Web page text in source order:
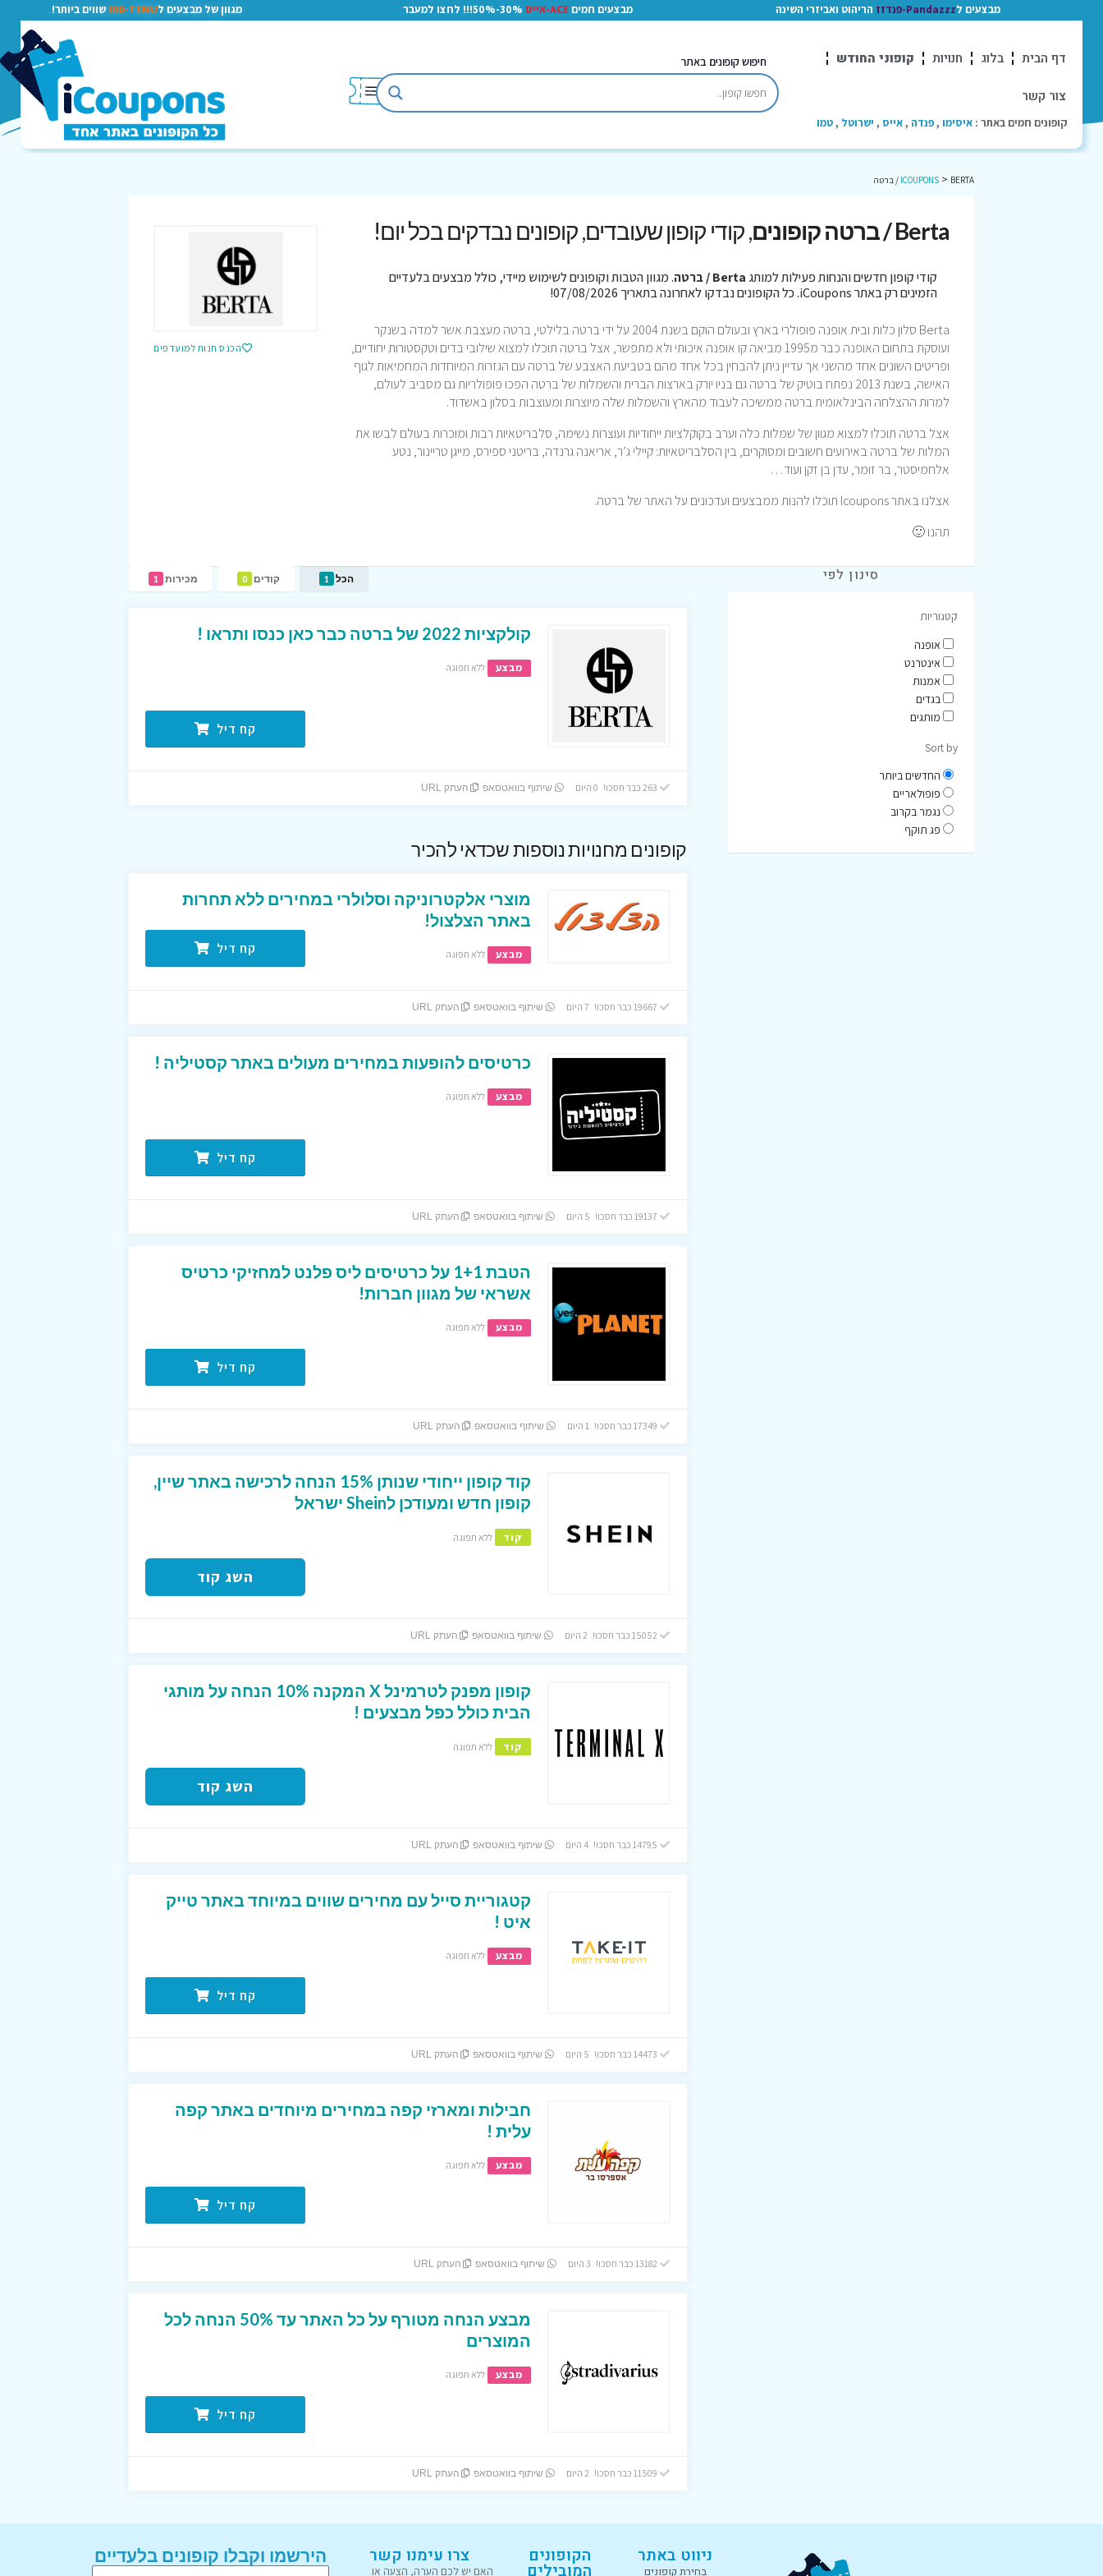
מבצעים לPandazzz-פנדזז הריהוט ואביזרי השינה מבצעים חמיםACE-אייס 30%-50%!!! לחצו למעבר מגוון של מבצעים לTEMU-טמו שווים ביותר!
דף הבית בלוג חנויות קופוני החודש
צור קשר
קופונים חמים באתר : איסימו ,פנדה ,אייס , ישרוטל ,טמו
חיפוש קופונים באתר
ICOUPONS > BERTA / ברטה
הכנס חנות למועדפים
Berta / ברטה קופונים , קודי קופון שעובדים, קופונים נבדקים בכל יום!
קודי קופון חדשים והנחות פעילות למותגBerta / ברטה
. מגוון הטבות וקופונים לשימוש מיידי, כולל מבצעים בלעדיים
הזמינים רק באתר iCoupons. כל הקופונים נבדקו לאחרונה בתאריך 07/08/2026!
Berta סלון כלות ובית אופנה פופולרי בארץ ובעולם הוקם בשנת 2004 על ידי ברטה בלילטי, ברטה מעצבת אשר למדה בשנקר
ועוסקת בתחום האופנה כבר מ1995 מביאה קו אופנה איכותי ולא מתפשר, אצל ברטה תוכלו למצוא שילובי בדים וטקסטורות יחודיים,
ופריטים השונים אחד מהשני אך עדיין ניתן להבחין בכל אחד מהם בטביעת האצבע של ברטה עם הגזרות המיוחדות המחמיאות לגוף
האישה, בשנת 2013 נפתח בוטיק של ברטה גם בניו יורק בארצות הברית והשמלות של ברטה הפכו פופולריות גם מסביב לעולם,
למרות ההצלחה הבינלאומית ברטה ממשיכה לעבוד מהארץ והשמלות שלה מיוצרות ומעוצבות בסלון באשדוד.
אצל ברטה תוכלו למצוא מגוון של שמלות כלה וערב בקוקלציות ייחודיות ועוצרות נשימה, סלבריטאיות רבות ומוכרות בעולם לבשו את
המלות של ברטה באירועים חשובים ומסוקרים, בין הסלבריטאיות: קיילי ג’ר, אריאנה גרנדה, בריטני ספירס, מייגן טריינור, נטע
אלחמיסטר, בר זומר, עדן בן זקן ועוד…
אצלנו באתר Icoupons תוכלו להנות ממבצעים ועדכונים על האתר של ברטה.
תהנו 🙂
הכל 1 קודים 0 מכירות 1
קולקציות 2022 של ברטה כבר כאן כנסו ותראו !
מבצע ללא תפוגה
קח דיל
שיתוף בוואטסאפ העתק URL
קופונים מחנויות נוספות שכדאי להכיר
מוצרי אלקטרוניקה וסלולרי במחירים ללא תחרות
באתר הצלצול!
מבצע ללא תפוגה קח דיל
שיתוף בוואטסאפ העתק URL
כרטיסים להופעות במחירים מעולים באתר קסטיליה !
מבצע ללא תפוגה
קח דיל
שיתוף בוואטסאפ העתק URL
הטבת 1+1 על כרטיסים ליס פלנט למחזיקי כרטיס
אשראי של מגוון חברות!
מבצע ללא תפוגה
קח דיל
שיתוף בוואטסאפ העתק URL
קוד קופון ייחודי שנותן 15% הנחה לרכישה באתר שיין,
קופון חדש ומעודכן לShein ישראל
קוד ללא תפוגה
השג קוד
15052 כבר חסכו! 2 היום שיתוף בוואטסאפ העתק URL
קופון מפנק לטרמינל X המקנה 10% הנחה על מותגי
הבית כולל כפל מבצעים !
קוד ללא תפוגה
השג קוד
שיתוף בוואטסאפ העתק URL
קטגוריית סייל עם מחירים שווים במיוחד באתר טייק
איט !
מבצע ללא תפוגה
קח דיל
שיתוף בוואטסאפ העתק URL
חבילות ומארזי קפה במחירים מיוחדים באתר קפה
עלית !
מבצע ללא תפוגה
קח דיל
13182 כבר חסכו! 3 היום שיתוף בוואטסאפ העתק URL
מבצע הנחה מטורף על כל האתר עד 50% הנחה לכל
המוצרים
מבצע ללא תפוגה
קח דיל
שיתוף בוואטסאפ העתק URL
סינון לפי
קטגוריות
אופנה
אינטרנט
אמנות
בגדים
מותגים
Sort by
החדשים ביותר
פופולאריים
נגמר בקרוב
פג תוקף
ניווט באתר
בחירת קופונים
הקופונים
המובילים
צרו עימנו קשר
האם יש לכם הערה, הצעה או
הירשמו וקבלו קופונים בלעדיים